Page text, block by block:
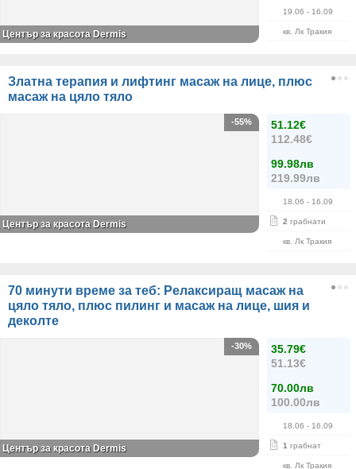
19.06 - 16.09
кв. Лк Тракия
Център за красота Dermis
Златна терапия и лифтинг масаж на лице, плюс
масаж на цяло тяло
51.12€
112.48€
99.98лв
219.99лв
18.06 - 16.09
2 грабнати
кв. Лк Тракия
-55%
Център за красота Dermis
70 минути време за теб: Релаксиращ масаж на
цяло тяло, плюс пилинг и масаж на лице, шия и
деколте
35.79€
51.13€
70.00лв
100.00лв
18.06 - 16.09
1 грабнат
кв. Лк Тракия
-30%
Център за красота Dermis